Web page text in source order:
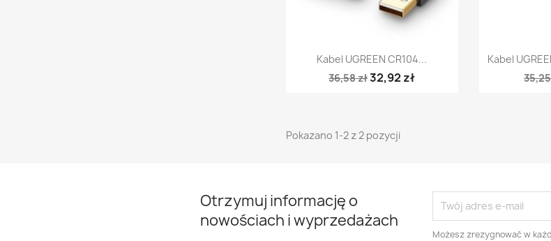
Szybki podgląd
Kabel UGREEN CR104...
36,58 zł32,92 zł

Kabel
Pokazano 1-2 z 2 pozycji
Otrzymuj informację o
nowościach i wyprzedażach
Możesz zrezygnować w